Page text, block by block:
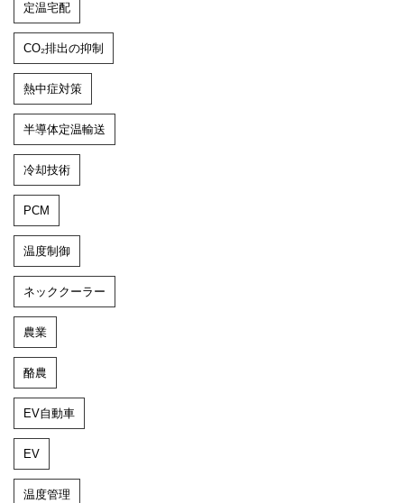
定温宅配
CO₂排出の抑制
熱中症対策
半導体定温輸送
冷却技術
PCM
温度制御
ネッククーラー
農業
酪農
EV自動車
EV
温度管理